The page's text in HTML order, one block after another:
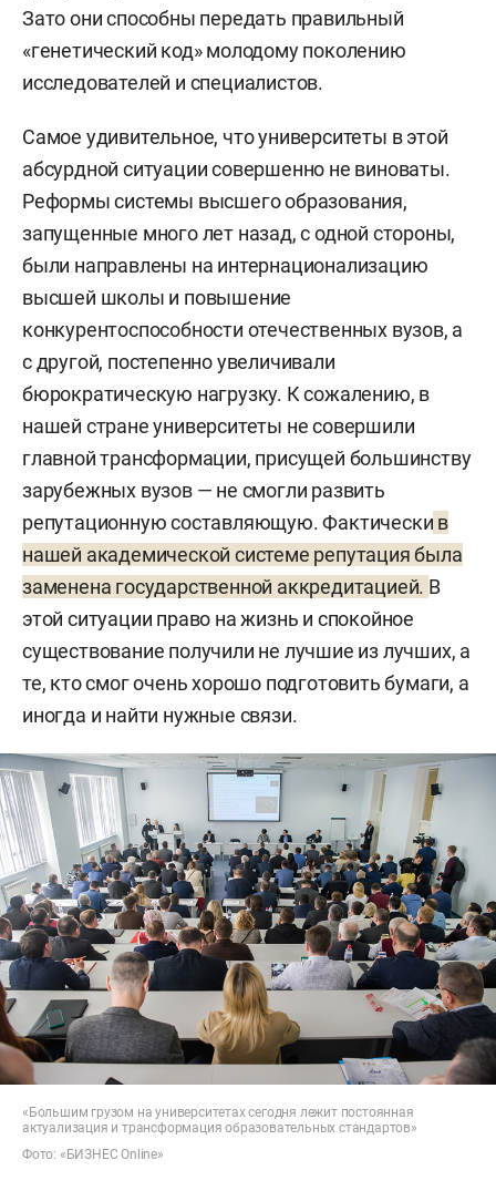
Зато они способны передать правильный
«генетический код» молодому поколению
исследователей и специалистов.
Самое удивительное, что университеты в этой
абсурдной ситуации совершенно не виноваты.
Реформы системы высшего образования,
запущенные много лет назад, с одной стороны,
были направлены на интернационализацию
высшей школы и повышение
конкурентоспособности отечественных вузов, а
с другой, постепенно увеличивали
бюрократическую нагрузку. К сожалению, в
нашей стране университеты не совершили
главной трансформации, присущей большинству
зарубежных вузов — не смогли развить
репутационную составляющую. Фактически в
нашей академической системе репутация была
заменена государственной аккредитацией. В
этой ситуации право на жизнь и спокойное
существование получили не лучшие из лучших, а
те, кто смог очень хорошо подготовить бумаги, а
иногда и найти нужные связи.
«Большим грузом на университетах сегодня лежит постоянная
актуализация и трансформация образовательных стандартов»
Фото: «БИЗНЕС Online»